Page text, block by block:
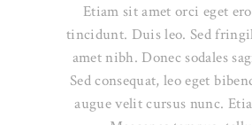
Etiam sit amet orci eget
tincidunt. Duis leo. Sed
amet nibh. Donec sodales
Sed consequat, leo eget
augue velit cursus nunc.